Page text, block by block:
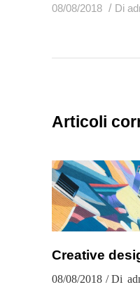
08/08/2018 Di
Articoli
Creative
08/08/2018 Di